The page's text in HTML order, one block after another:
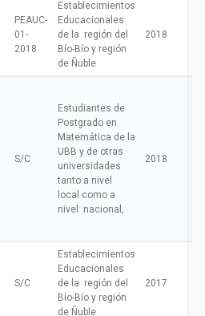
PEAUC-
01-
2018
Establecimientos
Educacionales
de la región del
Bío-Bío y región
de Ñuble
2018
S/C
Estudiantes de
Postgrado en
Matemática de la
UBB y de otras
universidades
tanto a nivel
local como a
nivel nacional,
2018
S/C
Establecimientos
Educacionales
de la región del
Bío-Bío y región
de Ñuble
2017